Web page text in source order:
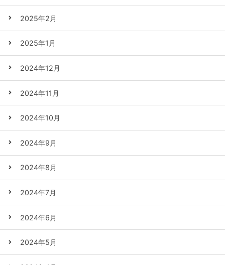
2025年2月
2025年1月
2024年12月
2024年11月
2024年10月
2024年9月
2024年8月
2024年7月
2024年6月
2024年5月